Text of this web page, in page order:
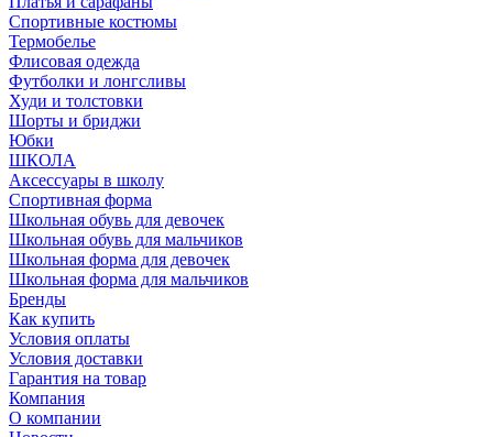
Спортивные костюмы
Термобелье
Флисовая одежда
Футболки и лонгсливы
Худи и толстовки
Шорты и бриджи
Юбки
ШКОЛА
Аксессуары в школу
Спортивная форма
Школьная обувь для девочек
Школьная обувь для мальчиков
Школьная форма для девочек
Школьная форма для мальчиков
Бренды
Как купить
Условия оплаты
Условия доставки
Гарантия на товар
Компания
О компании